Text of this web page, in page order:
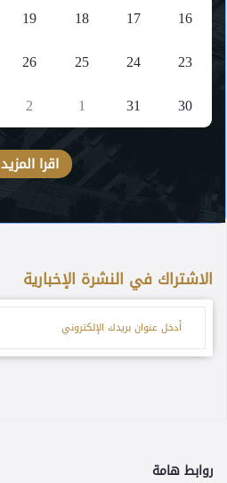
16
17
18
19
23
24
25
26
30
31
1
2
اقرا المزيد
الاشتراك في النشرة الإخبارية
روابط هامة